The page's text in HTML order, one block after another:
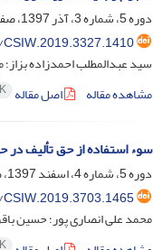
دوره 5، شماره 3، آذر 1397، صفحه
سید عبدالمطلب احمدزاده
مشاهده مقاله
اصل مقاله
سوء استفاده از حق تألیف در
دوره 5، شماره 4، اسفند 1397، صفحه
محمد علی انصاری پور؛ حسین